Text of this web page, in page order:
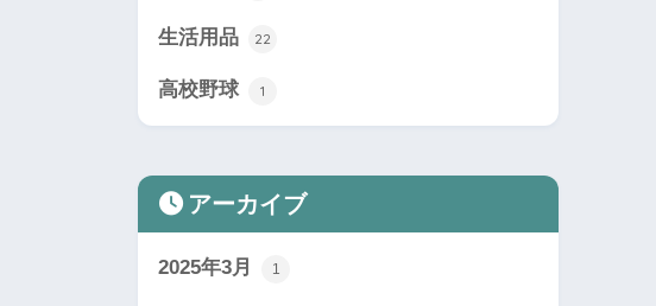
生活用品 22
高校野球 1
アーカイブ
2025年3月 1